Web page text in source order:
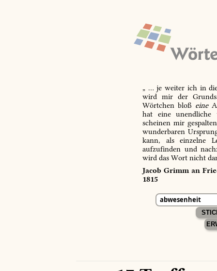
„ … je weiter ich in
wird mir der
Wörtchen bloß eine
hat eine unendliche
scheinen mir
wunderbaren
kann, als einzelne
aufzufinden und
wird das Wort nicht
Jacob Grimm an
1815